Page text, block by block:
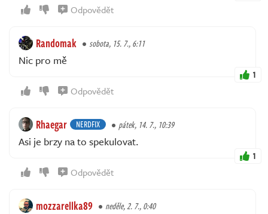
Odpovědět
Randomak sobota, 15. 7., 6:11
Nic pro mě
1
Odpovědět
Rhaegar NERDFIX pátek, 14. 7., 10:39
Asi je brzy na to spekulovat.
1
Odpovědět
mozzarellka89 neděle, 2. 7., 0:40